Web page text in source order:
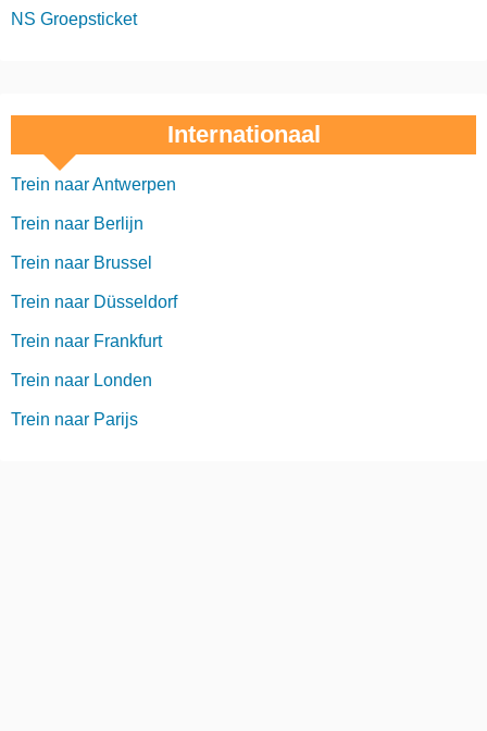
NS Groepsticket
Internationaal
Trein naar Antwerpen
Trein naar Berlijn
Trein naar Brussel
Trein naar Düsseldorf
Trein naar Frankfurt
Trein naar Londen
Trein naar Parijs